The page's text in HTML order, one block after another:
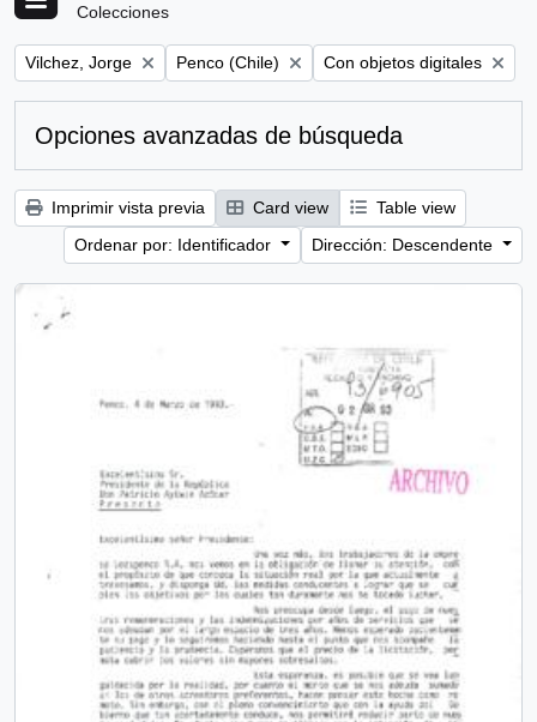
Colecciones
Remove filter:
Vilchez, Jorge Remove filter:
Penco (Chile) Remove filter:
Con objetos digitales
Opciones avanzadas de búsqueda
Imprimir vista previa Card view
Table view
Ordenar por: Identificador
Dirección: Descendente